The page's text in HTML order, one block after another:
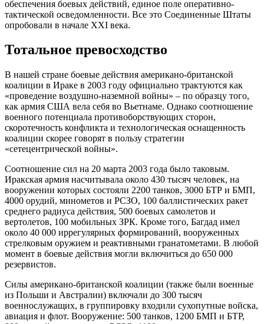
обеспечения боевых действий, единое поле оперативно-
тактической осведомленности. Все это Соединенные Штаты
опробовали в начале XXI века.
Тотальное превосходство
В нашей стране боевые действия американо-британской
коалиции в Ираке в 2003 году официально трактуются как
«проведение воздушно-наземной войны» – по образцу того,
как армия США вела себя во Вьетнаме. Однако соотношение
военного потенциала противоборствующих сторон,
скоротечность конфликта и технологическая оснащенность
коалиции скорее говорят в пользу стратегии
«сетецентрической войны».
Соотношение сил на 20 марта 2003 года было таковым.
Иракская армия насчитывала около 430 тысяч человек, на
вооружении которых состояли 2200 танков, 3000 БТР и БМП,
4000 орудий, минометов и РСЗО, 100 баллистических ракет
среднего радиуса действия, 500 боевых самолетов и
вертолетов, 100 мобильных ЗРК. Кроме того, Багдад имел
около 40 000 иррегулярных формирований, вооруженных
стрелковым оружием и реактивными гранатометами. В любой
момент в боевые действия могли включиться до 650 000
резервистов.
Силы американо-британской коалиции (также были военные
из Польши и Австралии) включали до 300 тысяч
военнослужащих, в группировку входили сухопутные войска,
авиация и флот. Вооружение: 500 танков, 1200 БМП и БТР,